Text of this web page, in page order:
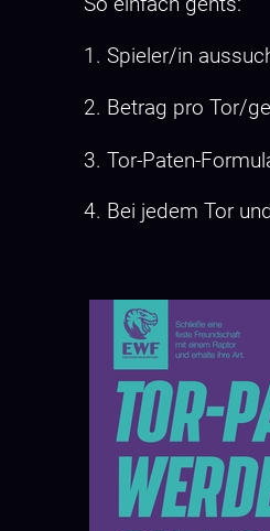
1. Spieler/in
2. Betrag pro Tor/
3. Tor-Paten-
4. Bei jedem Tor